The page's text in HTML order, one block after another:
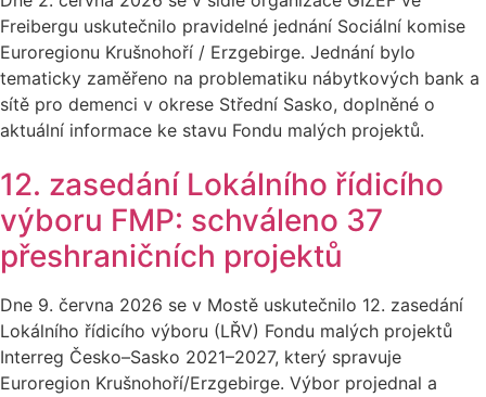
Freibergu uskutečnilo pravidelné jednání Sociální komise
Euroregionu Krušnohoří / Erzgebirge. Jednání bylo
tematicky zaměřeno na problematiku nábytkových bank a
sítě pro demenci v okrese Střední Sasko, doplněné o
aktuální informace ke stavu Fondu malých projektů.
12. zasedání Lokálního řídicího
výboru FMP: schváleno 37
přeshraničních projektů
Dne 9. června 2026 se v Mostě uskutečnilo 12. zasedání
Lokálního řídicího výboru (LŘV) Fondu malých projektů
Interreg Česko–Sasko 2021–2027, který spravuje
Euroregion Krušnohoří/Erzgebirge. Výbor projednal a